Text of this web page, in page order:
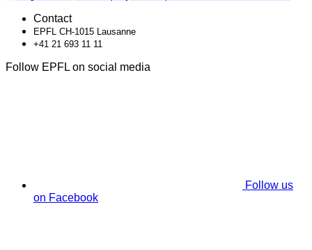
Contact
EPFL CH-1015 Lausanne
+41 21 693 11 11
Follow EPFL on social media
Follow us
on Facebook